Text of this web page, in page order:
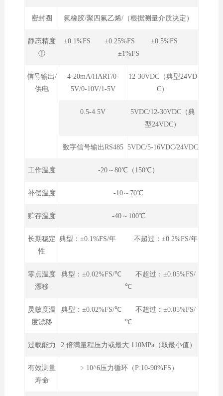
密封圈 氟橡胶/聚四氟乙烯/（根据测量介质决定）
静态精度
①
±0.1%FS ±0.25%FS ±0.5%FS
±1%FS
信号输出/
供电
4-20mA/HART/0-
5V/0-10V/1-5V
12-30VDC（典型24VD
C）
0.5-4.5V
5VDC/12-30VDC（典
型24VDC）
数字信号输出RS485 5VDC/5-16VDC/24VDC
工作温度 -20～80℃（150℃）
补偿温度 -10～70℃
贮存温度 -40～100℃
长期稳定
性
典型：±0.1%FS/年 不超过：±0.2%FS/年
零点温度
漂移
典型：±0.02%FS/℃ 不超过：±0.05%FS/
℃
灵敏度温
度漂移
典型：±0.02%FS/℃ 不超过：±0.05%FS/
℃
过载能力 2 倍满量程压力或最大 110MPa（取最小值）
有效测量
寿命
﹥10^6压力循环（P:10-90%FS）